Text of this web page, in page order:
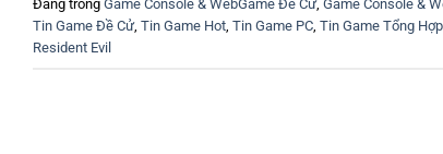
Đăng trong Game Console & WebGame Đề Cử, Game Console &
Tin Game Đề Cử, Tin Game Hot, Tin Game PC, Tin Game Tổng
Resident Evil